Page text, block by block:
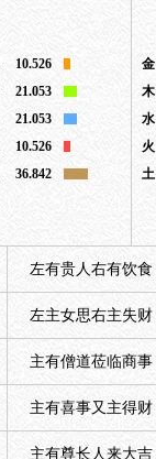
10.526
21.053
21.053
10.526
36.842
金
木
水
火
土
左有贵人右有饮食
左主女思右主失财
主有僧道莅临商事
主有喜事又主得财
主有尊长人来大吉